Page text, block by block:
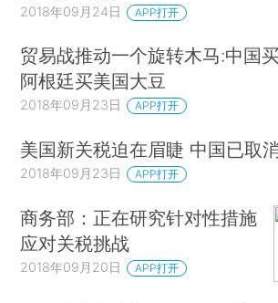
2018年09月24日 APP打开
贸易战推动一个旋转木马:中国
阿根廷买美国大豆
2018年09月23日 APP打开
美国新关税迫在眉睫 中国已取
2018年09月23日 APP打开
商务部：正在研究针对性措施
应对关税挑战
2018年09月20日 APP打开